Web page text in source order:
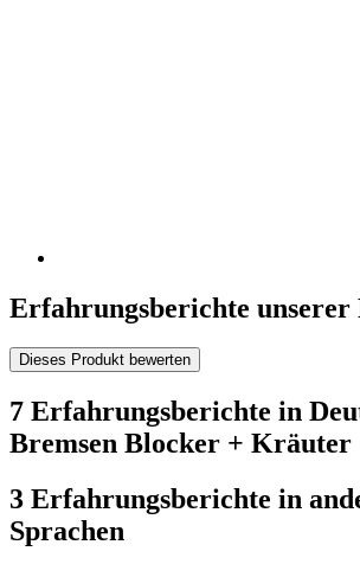
Erfahrungsberichte
Dieses Produkt bewerten
7 Erfahrungsberichte in
Bremsen Blocker + Kräuter
3 Erfahrungsberichte in
Sprachen